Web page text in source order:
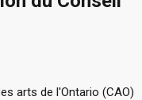
arts de l'Ontario (CAO)